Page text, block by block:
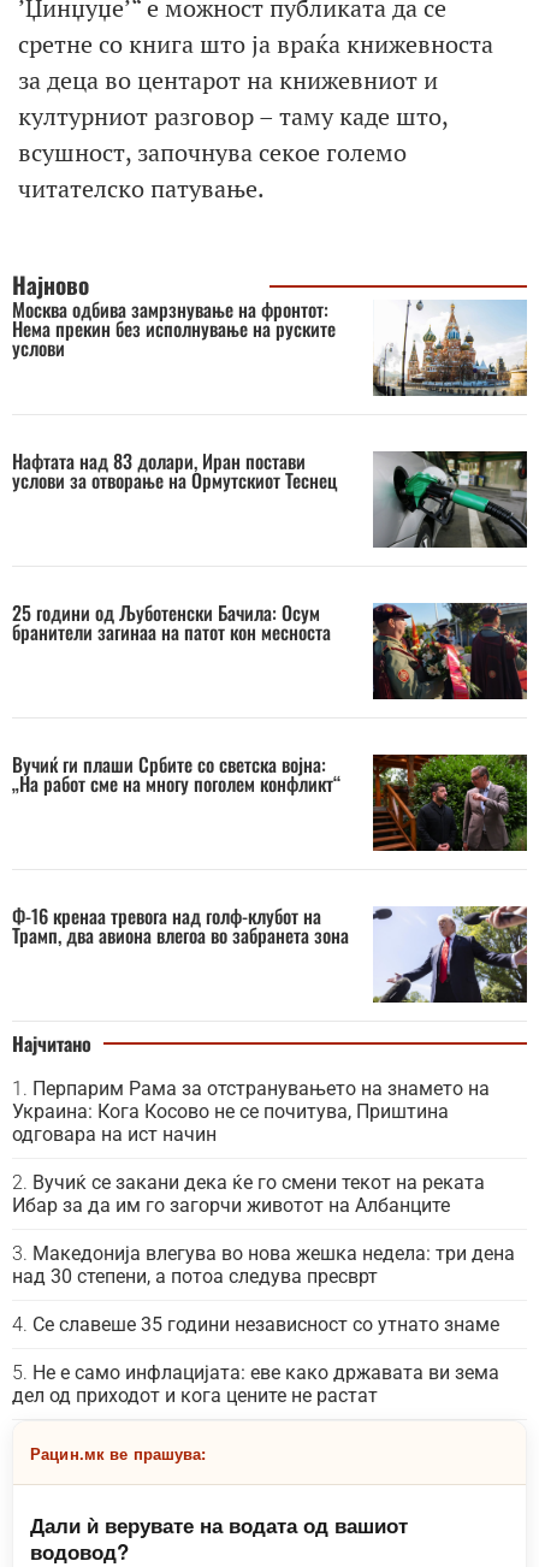
’Џинџуџе’“ е можност публиката да се
сретне со книга што ја враќа книжевноста
за деца во центарот на книжевниот и
културниот разговор – таму каде што,
всушност, започнува секое големо
читателско патување.
Најново
Москва одбива замрзнување на фронтот:
Нема прекин без исполнување на руските
услови
Нафтата над 83 долари, Иран постави
услови за отворање на Ормутскиот Теснец
25 години од Љуботенски Бачила: Осум
бранители загинаа на патот кон месноста
Вучиќ ги плаши Србите со светска војна:
„На работ сме на многу поголем конфликт“
Ф-16 кренаа тревога над голф-клубот на
Трамп, два авиона влегоа во забранета зона
Најчитано
Перпарим Рама за отстранувањето на знамето на
Украина: Кога Косово не се почитува, Приштина
одговара на ист начин
Вучиќ се закани дека ќе го смени текот на реката
Ибар за да им го загорчи животот на Албанците
Македонија влегува во нова жешка недела: три дена
над 30 степени, а потоа следува пресврт
Се славеше 35 години независност со утнато знаме
Не е само инфлацијата: еве како државата ви зема
дел од приходот и кога цените не растат
Рацин.мк ве прашува:
Дали ѝ верувате на водата од вашиот
водовод?